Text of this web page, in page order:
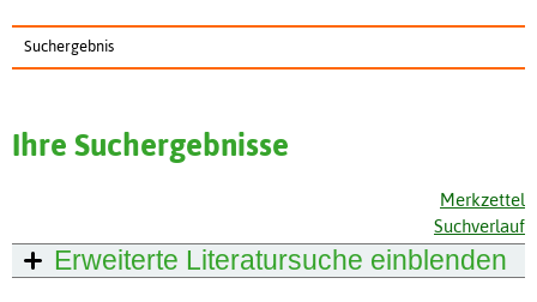
Suchergebnis
Ihre Suchergebnisse
Merkzettel
Suchverlauf
Erweiterte Literatursuche einblenden